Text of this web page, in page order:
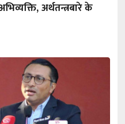
अर्थतन्त्रबारे के